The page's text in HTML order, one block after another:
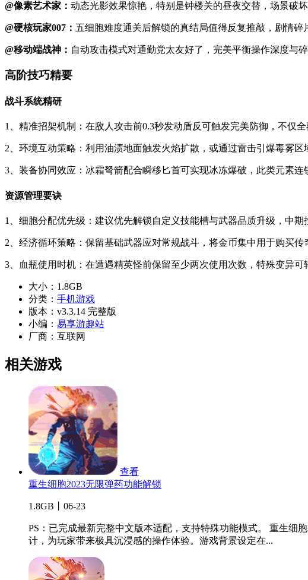
@像素艺术家： 动态光影效果惊艳，特别是钟楼关的昼夜交替，场景破
@硬核玩家007： 五细胞难度通关后解锁的真结局值得反复推敲，剧情
@移动端战神： 自动攻击模式对通勤党太友好了，完美平衡操作深度与
高阶技巧精要
战斗系统精研
1、精准招架机制：在敌人攻击前0.3秒发动盾反可触发完美防御，不仅
2、环境互动策略：利用油渍地面触发火焰扩散，或通过雷击引爆毒雾
3、装备协同效应：冰霜弩箭配合瞬移匕首可实现冰冻爆破，此类元素
资源管理要诀
1、细胞分配优先级：建议优先解锁自定义技能槽与武器品质升级，中
2、经济循环策略：保留基础武器应对常规战斗，将金币集中用于购买
3、血瓶使用时机：在遭遇精英怪前保留至少两次使用次数，特殊变异
大小： 1.8GB
分类： 手机游戏
版本： v3.3.14 完整版
小编： 易享游趣站
厂商： 互联网
相关游戏
查看
重生细胞2023无限弹药功能解锁
1.8GB丨06-23
PS：已完成最新完整中文版本适配，支持特殊功能模式。 重生细
计，为玩家带来极具沉浸感的操作体验。游戏背景设定在...